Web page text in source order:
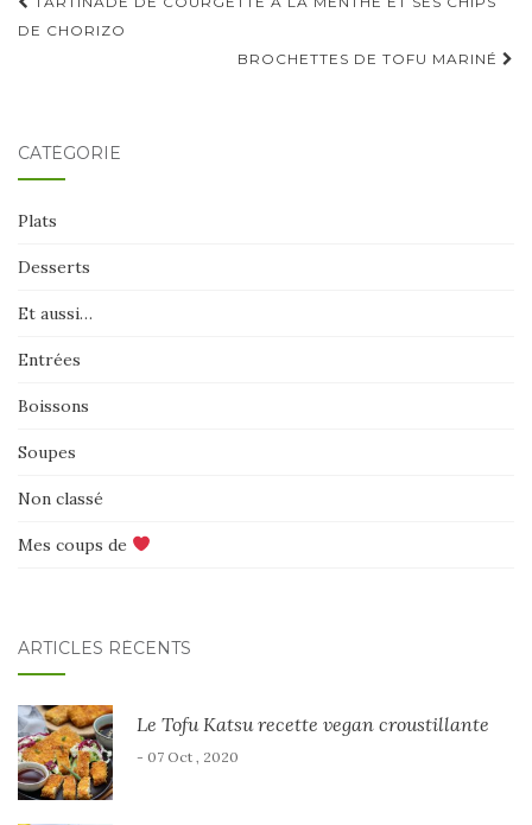
d'article
DE CHORIZO
BROCHETTES DE TOFU MARINÉ
CATÉGORIE
Plats
Desserts
Et aussi…
Entrées
Boissons
Soupes
Non classé
Mes coups de
ARTICLES RÉCENTS
Le Tofu Katsu recette vegan croustillante
- 07 Oct , 2020